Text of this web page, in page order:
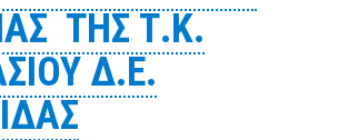
ΤΗΣ Τ.Κ.
Δ.Ε.